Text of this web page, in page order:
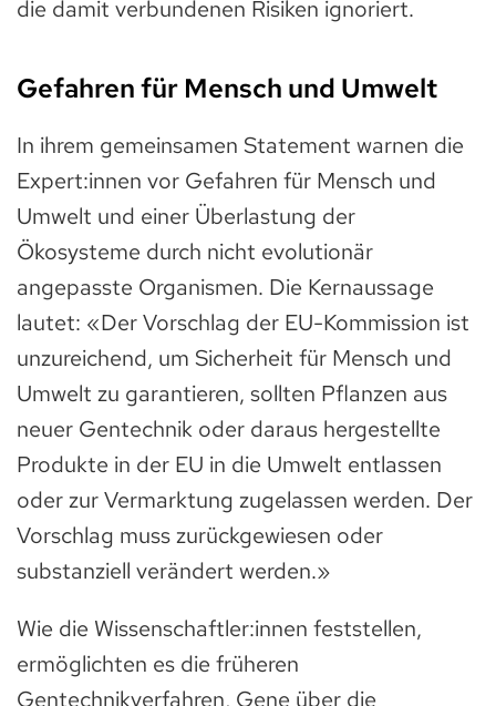
die damit verbundenen Risiken ignoriert.
Gefahren für Mensch und Umwelt
In ihrem gemeinsamen Statement warnen die
Expert:innen vor Gefahren für Mensch und
Umwelt und einer Überlastung der
Ökosysteme durch nicht evolutionär
angepasste Organismen. Die Kernaussage
lautet: «Der Vorschlag der EU-Kommission ist
unzureichend, um Sicherheit für Mensch und
Umwelt zu garantieren, sollten Pflanzen aus
neuer Gentechnik oder daraus hergestellte
Produkte in der EU in die Umwelt entlassen
oder zur Vermarktung zugelassen werden. Der
Vorschlag muss zurückgewiesen oder
substanziell verändert werden.»
Wie die Wissenschaftler:innen feststellen,
ermöglichten es die früheren
Gentechnikverfahren, Gene über die